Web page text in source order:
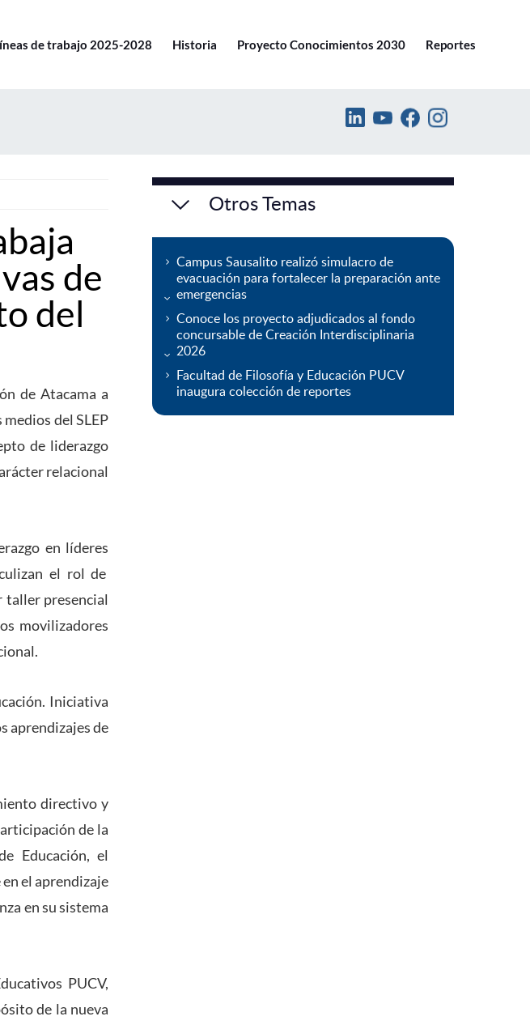
de trabajo 2025-2028 Historia Proyecto Conocimientos 2030 Reportes
de
del
de Atacama a
del SLEP
de liderazgo
relacional
en líderes
el rol de
taller presencial
movilizadores
Iniciativa
aprendizajes de
directivo y
de la
Educación, el
el aprendizaje
en su sistema
PUCV,
de la nueva
Otros Temas
Campus Sausalito realizó simulacro de
evacuación para fortalecer la preparación ante
emergencias
Conoce los proyecto adjudicados al fondo
concursable de Creación Interdisciplinaria
2026
Facultad de Filosofía y Educación PUCV
inaugura colección de reportes